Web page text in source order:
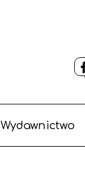
Wydawnictwo